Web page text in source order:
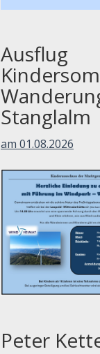
Ausflug
Stanglalm
am 01.08.2026
Peter